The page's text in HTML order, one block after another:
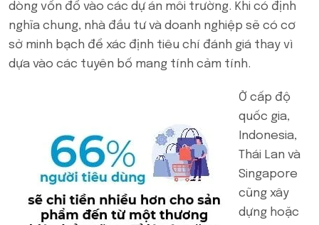
dòng vốn đổ vào các dự án môi trường. Khi có định
nghĩa chung, nhà đầu tư và doanh nghiệp sẽ có cơ
sở minh bạch để xác định tiêu chí đánh giá thay vì
dựa vào các tuyên bố mang tính cảm tính.
Ở cấp độ
quốc gia,
Indonesia,
Thái Lan và
Singapore
cũng xây
dựng hoặc